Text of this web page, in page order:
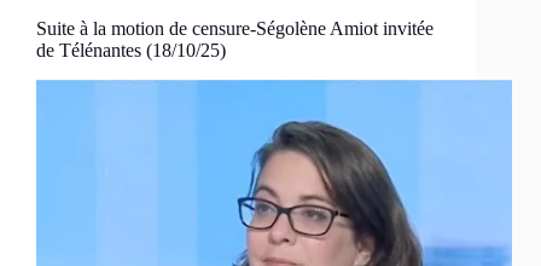
Suite à la motion de censure-Ségolène Amiot invitée
de Télénantes (18/10/25)